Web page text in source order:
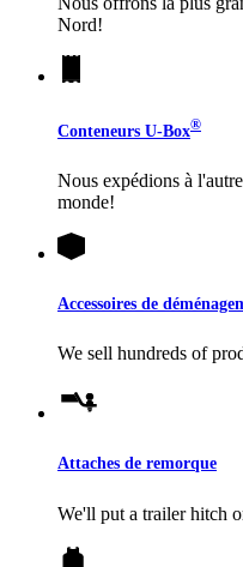
Nord!
Conteneurs U-Box®
Nous expédions à
monde!
Accessoires de
We sell hundreds of
Attaches de remorque
We'll put a trailer hitch